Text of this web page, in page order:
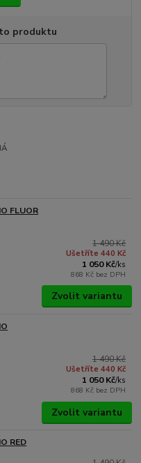
produktu
FLUOR
1 490 Kč
Ušetříte 440 Kč
1 050 Kč/ks
868 Kč bez DPH
Zvolit variantu
1 490 Kč
Ušetříte 440 Kč
1 050 Kč/ks
868 Kč bez DPH
Zvolit variantu
RED